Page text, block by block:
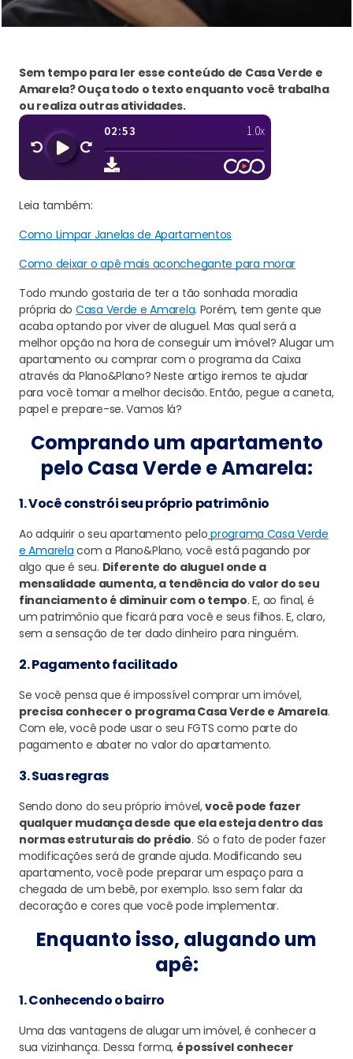
Sem tempo para ler esse conteúdo de Casa Verde e
Amarela? Ouça todo o texto enquanto você trabalha
ou realiza outras atividades.
Leia também:
Como Limpar Janelas de Apartamentos
Como deixar o apê mais aconchegante para morar
Todo mundo gostaria de ter a tão sonhada moradia
própria do Casa Verde e Amarela. Porém, tem gente que
acaba optando por viver de aluguel. Mas qual será a
melhor opção na hora de conseguir um imóvel? Alugar um
apartamento ou comprar com o programa da Caixa
através da Plano&Plano? Neste artigo iremos te ajudar
para você tomar a melhor decisão. Então, pegue a caneta,
papel e prepare-se. Vamos lá?
Comprando um apartamento
pelo Casa Verde e Amarela:
1. Você constrói seu próprio patrimônio
Ao adquirir o seu apartamento pelo programa Casa Verde
e Amarela com a Plano&Plano, você está pagando por
algo que é seu. Diferente do aluguel onde a
mensalidade aumenta, a tendência do valor do seu
financiamento é diminuir com o tempo. E, ao final, é
um patrimônio que ficará para você e seus filhos. E, claro,
sem a sensação de ter dado dinheiro para ninguém.
2. Pagamento facilitado
Se você pensa que é impossível comprar um imóvel,
precisa conhecer o programa Casa Verde e Amarela.
Com ele, você pode usar o seu FGTS como parte do
pagamento e abater no valor do apartamento.
3. Suas regras
Sendo dono do seu próprio imóvel,você pode fazer
qualquer mudança desde que ela esteja dentro das
normas estruturais do prédio. Só o fato de poder fazer
modificações será de grande ajuda. Modificando seu
apartamento, você pode preparar um espaço para a
chegada de um bebê, por exemplo. Isso sem falar da
decoração e cores que você pode implementar.
Enquanto isso, alugando um
apê:
1. Conhecendo o bairro
Uma das vantagens de alugar um imóvel, é conhecer a
sua vizinhança. Dessa forma, é possível conhecer